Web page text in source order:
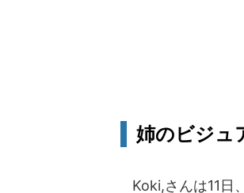
姉のビジュ
Koki,さんは11日